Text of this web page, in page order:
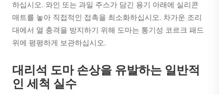
하십시오. 와인 또는 과일 주스가 담긴 용기 아래에 실리콘
매트를 놓아 직접적인 접촉을 최소화하십시오. 차가운 조리
대에서 열 충격을 방지하기 위해 도마는 통기성 코르크 패드
위에 평평하게 보관하십시오.
대리석 도마 손상을 유발하는 일반적
인 세척 실수